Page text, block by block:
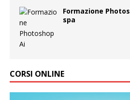
Formazione
spa
CORSI ONLINE